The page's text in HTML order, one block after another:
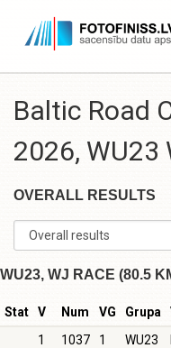
Baltic Road
2026, WU23
OVERALL RESULTS
WU23, WJ RACE (80.5
Stat V Num VG Grupa
1
1037 1
WU23